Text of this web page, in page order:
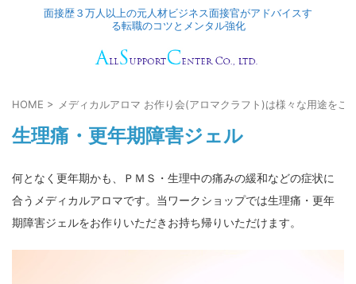
面接歴３万人以上の元人材ビジネス面接官がアドバイスす
る転職のコツとメンタル強化
HOME > メディカルアロマ お作り会(アロマクラフト)は様々な用途をご
生理痛・更年期障害ジェル
何となく更年期かも、ＰＭＳ・生理中の痛みの緩和などの症状に
合うメディカルアロマです。当ワークショップでは生理痛・更年
期障害ジェルをお作りいただきお持ち帰りいただけます。